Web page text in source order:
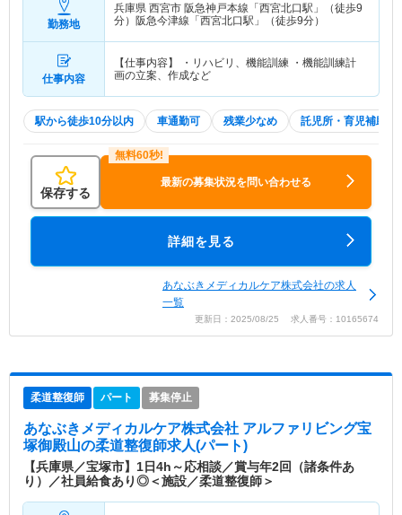
勤務地
兵庫県 西宮市 阪急神戸本線「西宮北口駅」（徒歩9
分）阪急今津線「西宮北口駅」（徒歩9分）
仕事内容
【仕事内容】 ・リハビリ、機能訓練 ・機能訓練計
画の立案、作成など
駅から徒歩10分以内 車通勤可 残業少なめ 託児所・育児補助
保存する
最新の募集状況を問い合わせる
詳細を見る
あなぶきメディカルケア株式会社の求人
一覧
更新日：2025/08/25 求人番号：10165674
柔道整復師 パート 募集停止
あなぶきメディカルケア株式会社 アルファリビング宝
塚御殿山の柔道整復師求人(パート)
【兵庫県／宝塚市】1日4h～応相談／賞与年2回（諸条件あ
り）／社員給食あり◎＜施設／柔道整復師＞